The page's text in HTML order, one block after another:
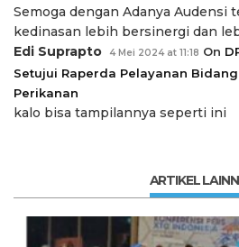
Semoga dengan Adanya Audensi
kedinasan lebih bersinergi dan
Edi Suprapto
4 Mei 2024 at 11:18 On
Setujui Raperda Pelayanan
Perikanan
kalo bisa tampilannya seperti ini
ARTIKEL